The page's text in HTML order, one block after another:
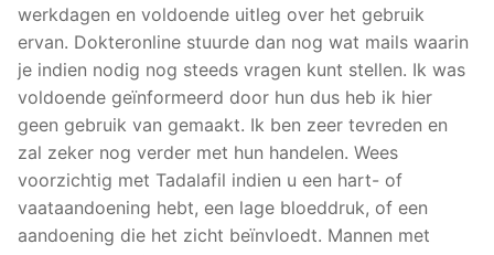
werkdagen en voldoende uitleg over het gebruik
ervan. Dokteronline stuurde dan nog wat mails waarin
je indien nodig nog steeds vragen kunt stellen. Ik was
voldoende geïnformeerd door hun dus heb ik hier
geen gebruik van gemaakt. Ik ben zeer tevreden en
zal zeker nog verder met hun handelen. Wees
voorzichtig met Tadalafil indien u een hart- of
vaataandoening hebt, een lage bloeddruk, of een
aandoening die het zicht beïnvloedt. Mannen met